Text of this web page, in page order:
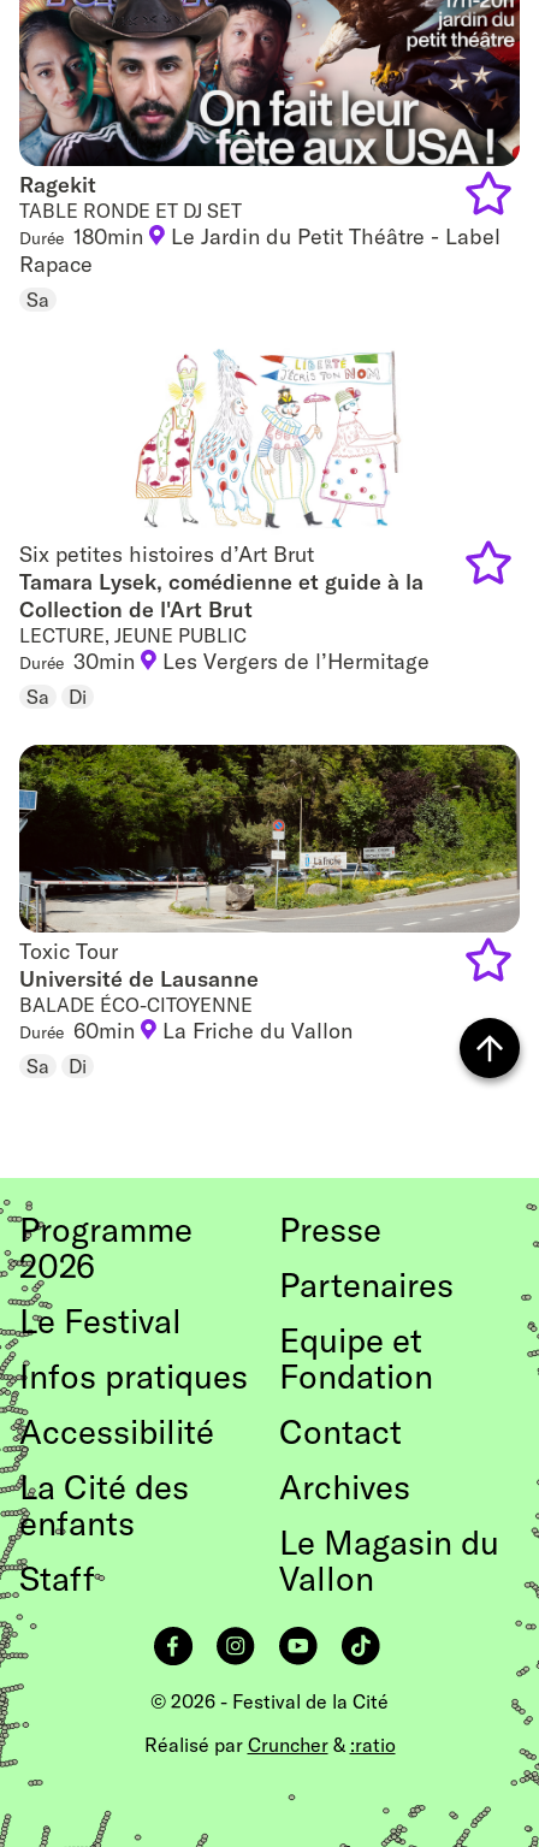
Ragekit
Ragekit
TABLE RONDE ET DJ SET
Durée 180min
Le Jardin du Petit Théâtre - Label
Rapace
Sa
Add
Six petites histoires d’Art Brut
Six petites histoires d’Art Brut
Tamara Lysek, comédienne et guide à la
Collection de l'Art Brut
LECTURE, JEUNE PUBLIC
Durée 30min Les Vergers de l’Hermitage
Sa Di
Toxic Tour
Toxic Tour
Université de Lausanne
BALADE ÉCO-CITOYENNE
Durée 60min La Friche du Vallon
Sa Di
Add
to
le
Programme
2026
Le Festival
Infos pratiques
Accessibilité
La Cité des
enfants
Staff
Presse
Partenaires
Equipe et
Fondation
Contact
Archives
Le Magasin du
Vallon
FacebookInstagramYouTubeTikTok
© 2026 - Festival de la Cité
Réalisé par Cruncher& :ratio